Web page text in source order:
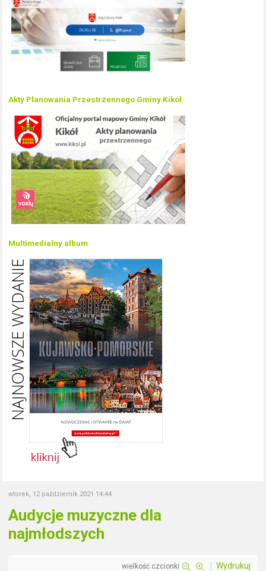
Akty Planowania Przestrzennego Gminy Kikół
Multimedialny album
wtorek, 12 październik 2021 14:44
Audycje muzyczne dla
najmłodszych
wielkość czcionki Wydrukuj